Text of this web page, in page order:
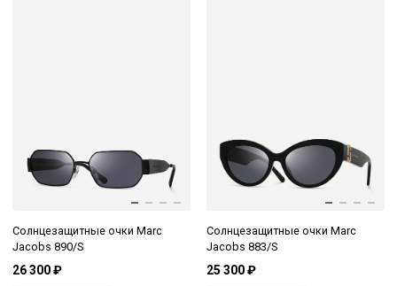
Солнцезащитные очки Marc
Jacobs 890/S
26 300 ₽
Солнцезащитные очки Marc
Jacobs 883/S
25 300 ₽